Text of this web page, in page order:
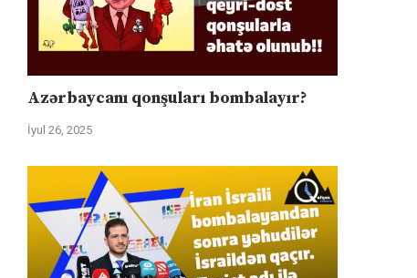
Azərbaycanı qonşuları bombalayır?
İyul 26, 2025